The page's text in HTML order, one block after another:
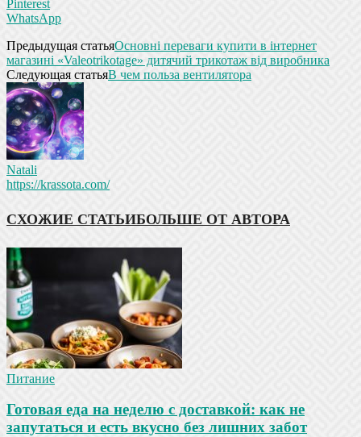
Pinterest
WhatsApp
Предыдущая статьяОсновні переваги купити в інтернет
магазині «Valeotrikotage» дитячий трикотаж від виробника
Следующая статьяВ чем польза вентилятора
Natali
https://krassota.com/
СХОЖИЕ СТАТЬИБОЛЬШЕ ОТ АВТОРА
Питание
Готовая еда на неделю с доставкой: как не
запутаться и есть вкусно без лишних забот